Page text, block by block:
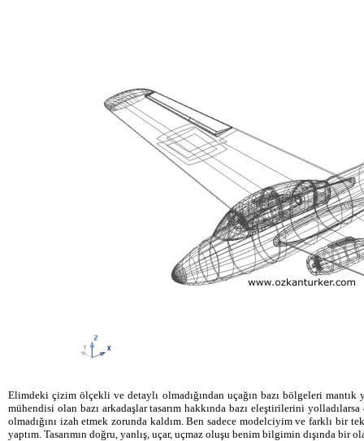
Elimdeki çizim ölçekli ve detaylı olmadığından uçağın bazı bölgeleri
mühendisi olan bazı arkadaşlar tasarım hakkında bazı eleştirilerini
olmadığını izah etmek zorunda kaldım. Ben sadece modelciyim ve farklı bir
yaptım. Tasarımın doğru, yanlış, uçar, uçmaz oluşu benim bilgimin dışında bir